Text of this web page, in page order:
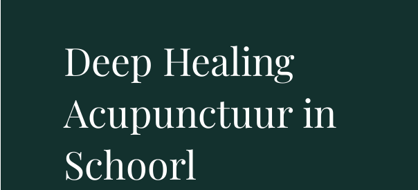
Deep Healing
Acupunctuur in
Schoorl